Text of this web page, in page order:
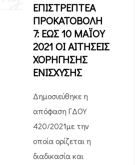
ΕΠΙΣΤΡΕΠΤΕΑ
ΠΡΟΚΑΤΟΒΟΛΗ
7: ΕΩΣ 10 ΜΑΪΟΥ
2021 ΟΙ ΑΙΤΗΣΕΙΣ
ΧΟΡΗΓΗΣΗΣ
ΕΝΙΣΧΥΣΗΣ
Δημοσιεύθηκε η
απόφαση ΓΔΟΥ
420/2021με την
οποία ορίζεται η
διαδικασία και